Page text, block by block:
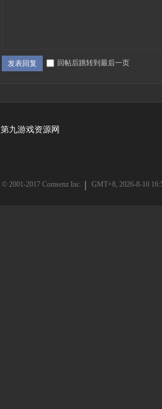
发表回复 回帖后跳转到最后一页
第九游戏资源网
© 2001-2017 Comsenz Inc. GMT+8, 2026-8-10